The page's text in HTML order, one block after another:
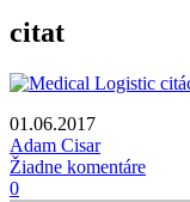
citat
01.06.2017
Adam Cisar
Žiadne komentáre
0